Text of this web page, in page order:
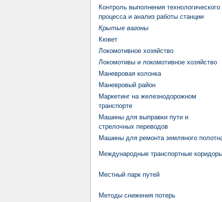
Контроль выполнения технологического
процесса и анализ работы станции
Крытые вагоны
Кювет
Локомотивное хозяйство
Локомотивы и локомотивное хозяйство
Маневровая колонка
Маневровый район
Маркетинг на железнодорожном
транспорте
Машины для выправки пути и
стрелочных переводов
Машины для ремонта земляного
Международные транспортные
Местный парк путей
Методы снижения потерь